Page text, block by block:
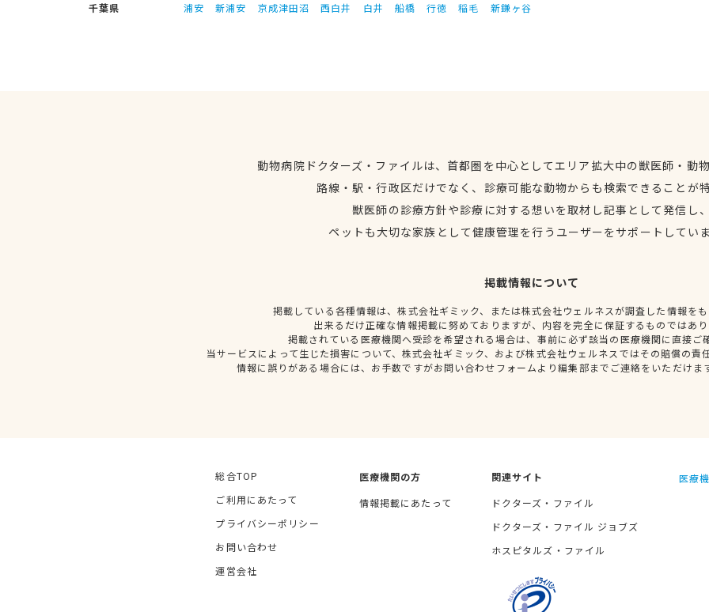
千葉県
浦安 新浦安 京成津田沼 西白井 白井 船橋 行徳 稲毛 新鎌ヶ谷
動物病院ドクターズ・ファイルは、首都圏を中心としてエリア拡大中の獣医師・動
路線・駅・行政区だけでなく、診療可能な動物からも検索できることが
獣医師の診療方針や診療に対する想いを取材し記事として発信し
ペットも大切な家族として健康管理を行うユーザーをサポートしてい
掲載情報について
掲載している各種情報は、株式会社ギミック、または株式会社ウェルネスが調査した情報を
出来るだけ正確な情報掲載に努めておりますが、内容を完全に保証するものではあ
掲載されている医療機関へ受診を希望される場合は、事前に必ず該当の医療機関に直接ご
当サービスによって生じた損害について、株式会社ギミック、および株式会社ウェルネスではその賠償の責
情報に誤りがある場合には、お手数ですがお問い合わせフォームより編集部までご連絡をいただけま
総合TOP
ご利用にあたって
プライバシーポリシー
お問い合わせ
運営会社
医療機関の方
情報掲載にあたって
関連サイト
ドクターズ・ファイル
ドクターズ・ファイル ジョブズ
ホスピタルズ・ファイル
医療